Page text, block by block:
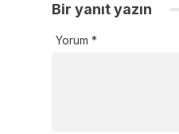
Bir yanıt yazın
Yorum *